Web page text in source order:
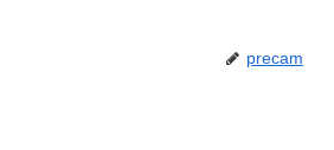
precam